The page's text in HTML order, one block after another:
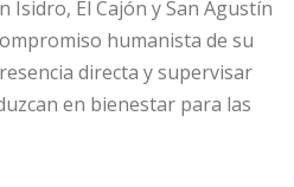
Isidro, El Cajón y San Agustín
humanista de su
directa y supervisar
en bienestar para las